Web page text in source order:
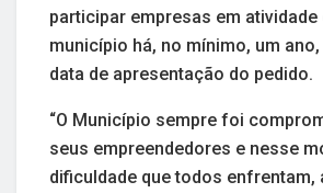
participar empresas em atividade
município há, no mínimo, um
data de apresentação do pedido.
“O Município sempre foi
seus empreendedores e nesse
dificuldade que todos enfrentam,